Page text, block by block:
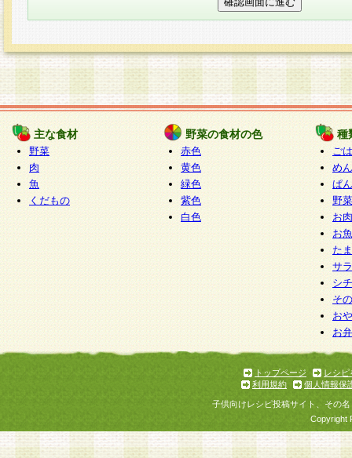
に掲示したときに、その 他の諸規定については
てその効力を生じるものとします。
4.本規約は、会員登録希望者による会員登録手続
の当社による会員登録の承認が完了した時点で会
たものとみなされ、会員に対して適用されるもの
5.当社がお聞きする個人情報は、すべて会員登録
で提 供いただいたものと考えております。従っ
自らの個人情報の提供を希望されない場合には、
をお預かりいたしません が、提供されないこと
商品やサービス等をご利用いただけない場合があ
了承ください。
6.当社は、お客様から当社が保有している個人情
加・ 利用停止等を求められた場合には、ご本人
て確認できた場合に限り、法令に準拠して合理的
いただきます。なお、開示 請求等の請求先は個
ります。
1.会員とは、本規約等を承諾のうえ、当社所定の
了し、当社が承認した者、グループとします。な
が以下に該当する場合は会員登録をすることがで
主な食材
野菜
肉
魚
くだもの
野菜の食材の色
赤色
黄色
緑色
紫色
白色
種
ご
めん
ぱん
野
お
お
た
サ
シ
そ
お
お
トップページ
レシピ
利用規約
個人情報保
子供向けレシピ投稿サイト、その
Copyright